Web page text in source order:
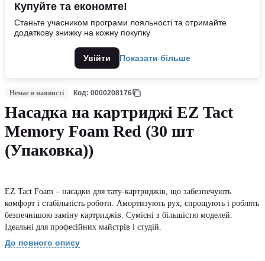
Купуйте та економте!
Станьте учасником програми лояльності та отримайте
додаткову знижку на кожну покупку
Увійти Показати більше
Немає в наявнсті Код: 0000208176
Насадка на картриджі EZ Tact
Memory Foam Red (30 шт
(Упаковка))
EZ Tact Foam – насадки для тату-картриджів, що забезпечують
комфорт і стабільність роботи. Амортизують рух, спрощують і роблять
безпечнішою заміну картриджів. Сумісні з більшістю моделей.
Ідеальні для професійних майстрів і студій.
До повного опису